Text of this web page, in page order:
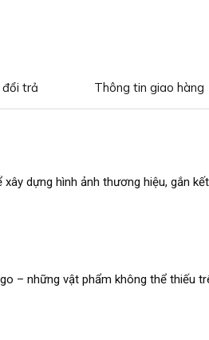
đổi trả Thông tin giao hàng
dựng hình ảnh thương hiệu, gắn
– những vật phẩm không thể thiếu